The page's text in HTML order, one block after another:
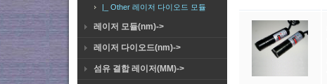
|_ Other 레이저 다이오드 모듈
레이저 모듈(nm)->
레이저 다이오드(nm)->
섬유 결합 레이저(MM)->